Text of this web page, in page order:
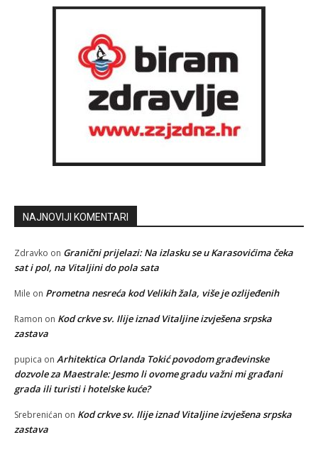
NAJNOVIJI KOMENTARI
Zdravko on Granični prijelazi: Na izlasku se u Karasovićima čeka
sat i pol, na Vitaljini do pola sata
Mile on Prometna nesreća kod Velikih žala, više je ozlijeđenih
Ramon on Kod crkve sv. Ilije iznad Vitaljine izvješena srpska
zastava
pupica on Arhitektica Orlanda Tokić povodom građevinske
dozvole za Maestrale: Jesmo li ovome gradu važni mi građani
grada ili turisti i hotelske kuće?
Srebrenićan on Kod crkve sv. Ilije iznad Vitaljine izvješena srpska
zastava